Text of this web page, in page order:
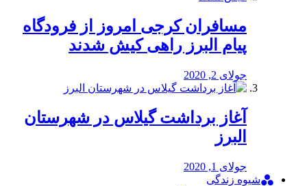
مسافران کرجی امروز از فرودگاه
پیام البرز راهی کیش شدند
جولای 2, 2020
آغاز برداشت گیلاس در شهرستان
البرز
جولای 1, 2020
شیوه زندگی